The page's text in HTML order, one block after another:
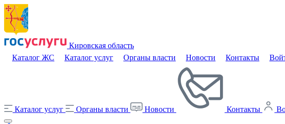
Кировская область
Каталог ЖС
Каталог услуг Органы власти Новости Контакты
Каталог услуг Органы власти Новости Контакты